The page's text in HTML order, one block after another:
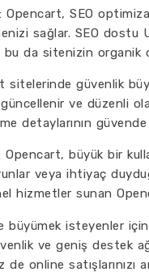
Opencart, SEO
sağlar. SEO
bu da sitenizin organik
sitelerinde güvenlik
ve düzenli
detaylarının
Opencart, büyük bir
veya ihtiyaç
hizmetler sunan
isteyenler için
ve geniş destek
de online